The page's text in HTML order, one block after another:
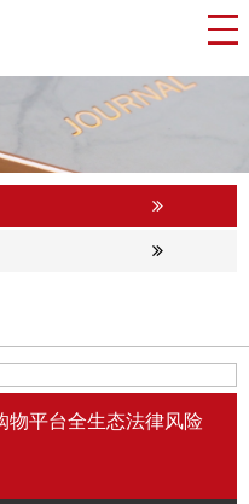
平台全生态法律风险